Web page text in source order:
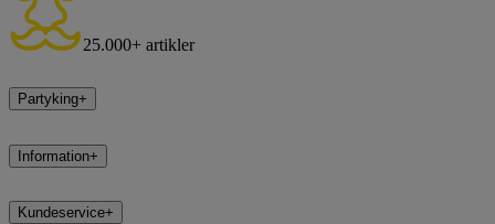
25.000+ artikler
Partyking+
Information+
Kundeservice+